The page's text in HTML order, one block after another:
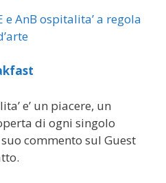
e’ un piacere, un
di ogni singolo
commento sul Guest